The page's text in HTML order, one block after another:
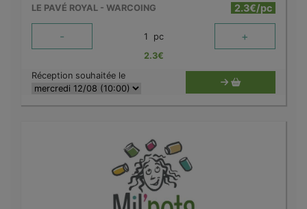
LE PAVÉ ROYAL - WARCOING 2.3€/pc
- 1 pc +
2.3€
Réception souhaitée le